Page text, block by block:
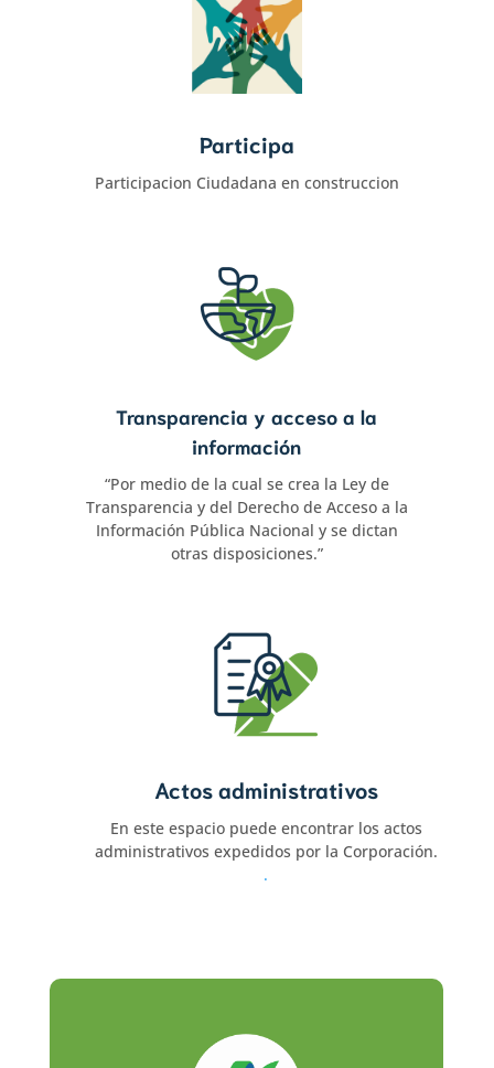
Participa
Participacion Ciudadana en construccion
Transparencia y acceso a la
información
“Por medio de la cual se crea la Ley de
Transparencia y del Derecho de Acceso a la
Información Pública Nacional y se dictan
otras disposiciones.”
Actos administrativos
En este espacio puede encontrar los actos
administrativos expedidos por la Corporación.
.